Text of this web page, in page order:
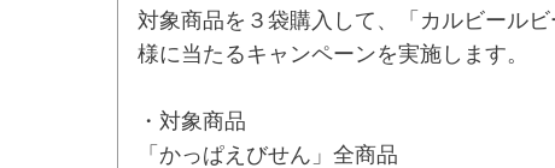
対象商品を３袋購入して、「カルビール
様に当たるキャンペーンを実施します。
・対象商品
「かっぱえびせん」全商品